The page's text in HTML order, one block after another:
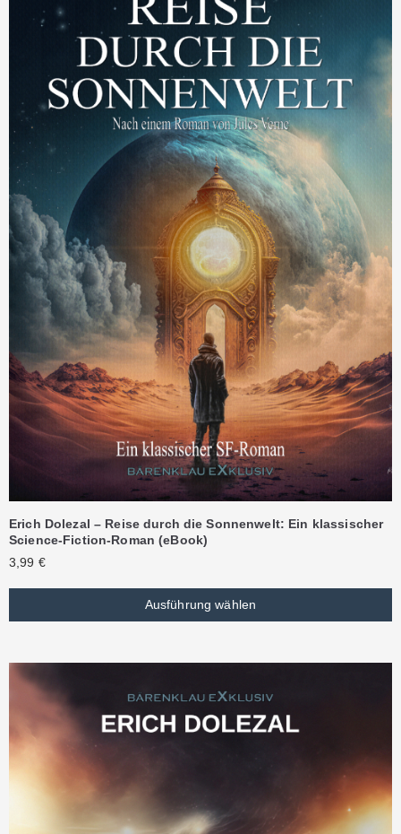
Erich Dolezal – Reise durch die Sonnenwelt: Ein klassischer
Science-Fiction-Roman (eBook)
3,99 €
Ausführung wählen